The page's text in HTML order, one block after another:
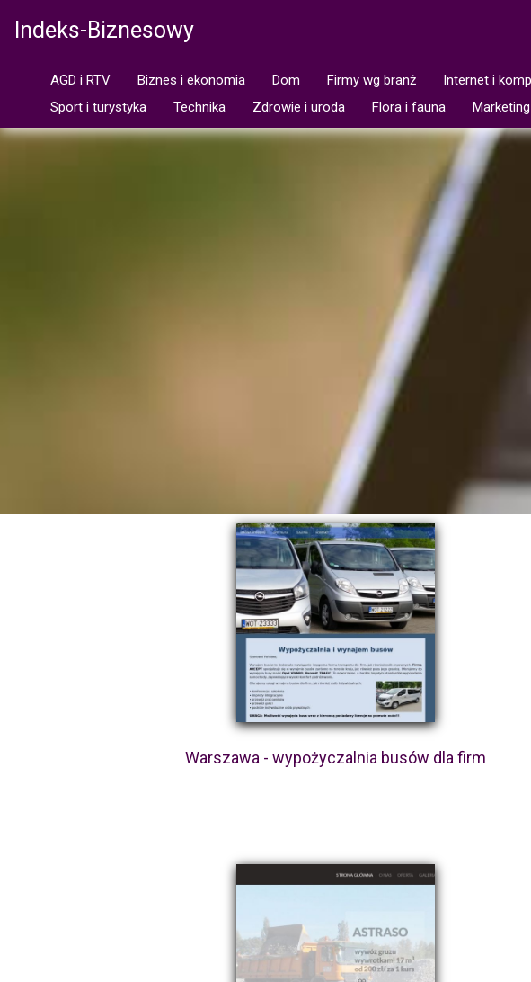
Indeks-Biznesowy
AGD i RTV Biznes i ekonomia Dom Firmy wg branż Internet i
Sport i turystyka
Technika Zdrowie i uroda Flora i fauna Marketing
Warszawa - wypożyczalnia busów dla firm